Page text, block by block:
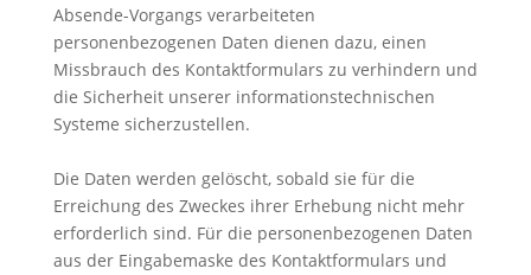
Absende-Vorgangs verarbeiteten
personenbezogenen Daten dienen dazu, einen
Missbrauch des Kontaktformulars zu verhindern und
die Sicherheit unserer informationstechnischen
Systeme sicherzustellen.
Die Daten werden gelöscht, sobald sie für die
Erreichung des Zweckes ihrer Erhebung nicht mehr
erforderlich sind. Für die personenbezogenen Daten
aus der Eingabemaske des Kontaktformulars und